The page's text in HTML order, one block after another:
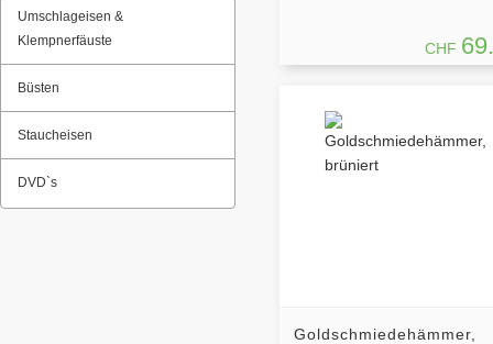
Umschlageisen &
Klempnerfäuste
Büsten
Staucheisen
DVD`s
CHF
Goldschmiedehämmer,